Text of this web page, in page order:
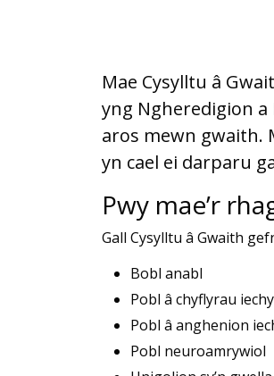
Mae Cysylltu â
yng Ngheredigion a
aros mewn gwaith.
yn cael ei darparu
Pwy mae’r
Gall Cysylltu â Gwaith
Bobl anabl
Pobl â chyflyrau
Pobl â anghenion
Pobl neuroamrywiol